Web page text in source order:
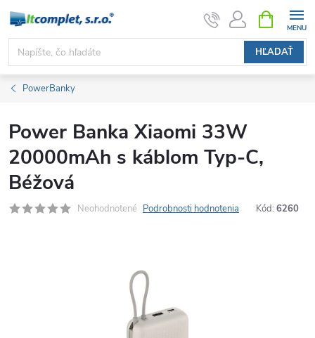
Prejsť
obsah
HĽADAŤ
KOŠÍK
PowerBanky
Power Banka Xiaomi 33W
20000mAh s káblom Typ-C,
Béžová
Neohodnotené Podrobnosti hodnotenia Kód: 6260